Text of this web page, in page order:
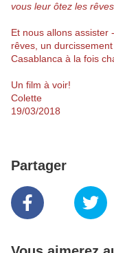
vous leur ôtez les
Et nous allons
rêves, un
Casablanca à la fois
Un film à voir!
Colette
19/03/2018
Partager